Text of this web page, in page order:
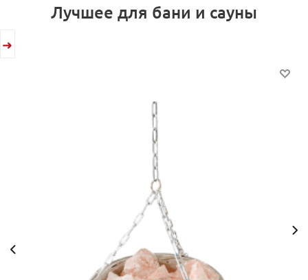
Лучшее для бани и сауны